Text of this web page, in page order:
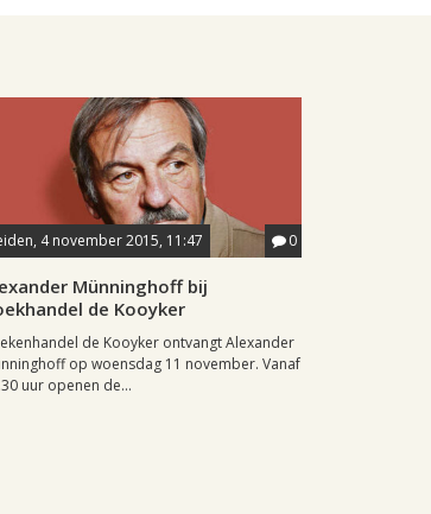
4 november 2015, 11:47 0
Münninghoff bij
de Kooyker
de Kooyker ontvangt Alexander
op woensdag 11 november. Vanaf
uur openen de...